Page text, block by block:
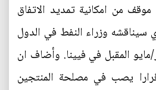
من امكانية تمديد الاتفاق
سيناقشه وزراء النفط في الدول
مايو المقبل في فيينا. وأضاف ان
يصب في مصلحة المنتجين